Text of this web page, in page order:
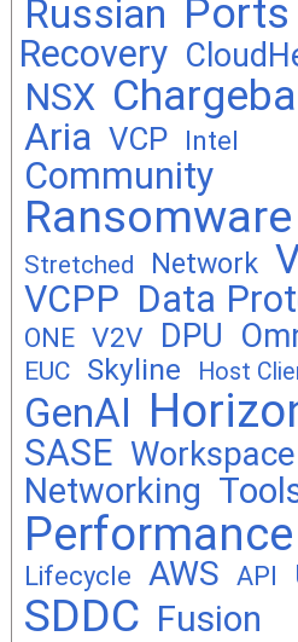
Russian Ports
Recovery
NSX
Aria VCP Intel
Community
Ransomware
Stretched Network
VCPP Data
ONE V2V DPU
EUC Skyline Host
GenAI
SASE
Networking
Performance
Lifecycle AWS API
SDDC Fusion